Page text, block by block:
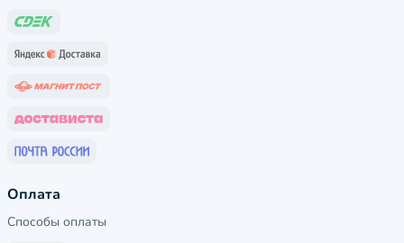
Оплата
Способы оплаты